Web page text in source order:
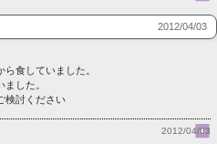
2012/04/03
食していました。
した。
検討ください
2012/04/03